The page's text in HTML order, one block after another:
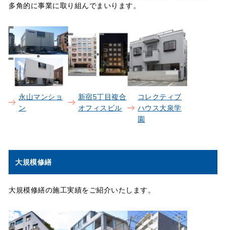
多角的に事業に取り組んでまいります。
永山マンショ
ン
新宿5丁目複合
オフィスビル
コレクティブ
ハウス大泉学
園
大規模修繕
大規模修繕の施工実績をご紹介いたします。